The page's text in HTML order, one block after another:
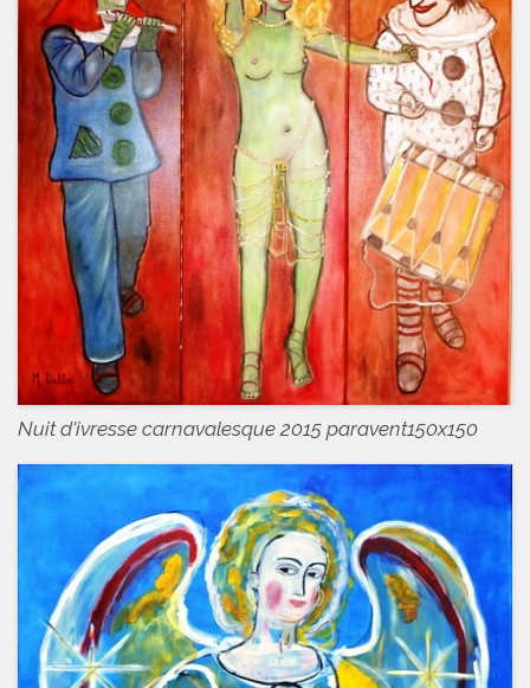
Nuit d'ivresse carnavalesque 2015 paravent150x150